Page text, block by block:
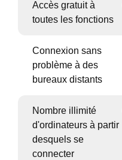
Accès gratuit à
toutes les fonctions
Connexion sans
problème à des
bureaux distants
Nombre illimité
d'ordinateurs à partir
desquels se
connecter